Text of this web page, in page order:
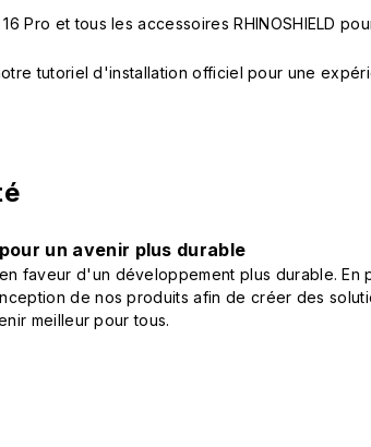
Pro et tous les accessoires RHINOSHIELD
tutoriel d'installation officiel pour une
un avenir plus durable
en faveur d'un développement plus durable.
de nos produits afin de créer des
meilleur pour tous.